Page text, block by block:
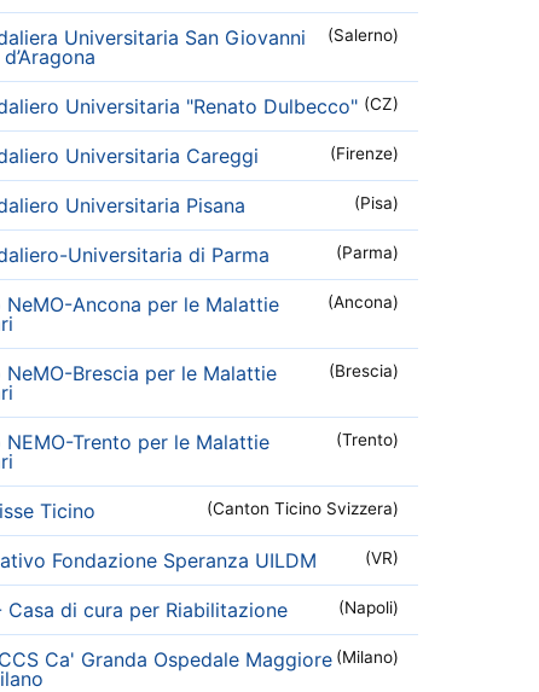
Universitaria San Giovanni
(Salerno)
Universitaria "Renato Dulbecco" (CZ)
Universitaria Careggi (Firenze)
Universitaria Pisana (Pisa)
Universitaria di Parma (Parma)
Ancona per le Malattie
(Ancona)
Brescia per le Malattie
(Brescia)
Trento per le Malattie
(Trento)
Ticino (Canton Ticino Svizzera)
Fondazione Speranza UILDM (VR)
Casa di cura per Riabilitazione (Napoli)
Ca' Granda Ospedale Maggiore (Milano)